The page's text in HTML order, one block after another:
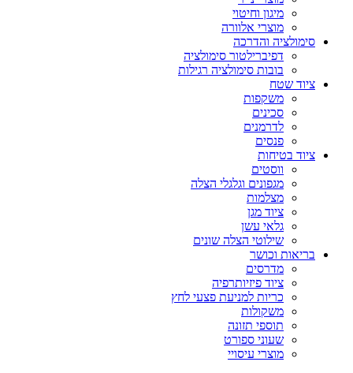
מיגון וחיטוי
מוצרי אלוורה
סימולציה והדרכה
דפיברילטור סימולציה
בובות סימולציה רגילות
ציוד שטח
משקפות
סכינים
לדרמנים
פנסים
ציוד בטיחות
ווסטים
מגפונים וגלגלי הצלה
מצלמות
ציוד מגן
גלאי עשן
שילוטי הצלה שונים
בריאות וכושר
מדרסים
ציוד פיזיותרפיה
כריות למניעת פצעי לחץ
משקולות
תוספי תזונה
שעוני ספורט
מוצרי עיסויי